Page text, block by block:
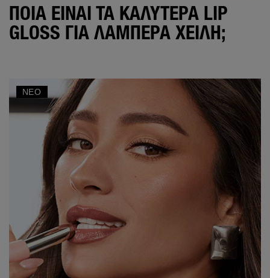
ΠΟΙΑ ΕΊΝΑΙ ΤΑ ΚΑΛΎΤΕΡΑ LIP
GLOSS ΓΙΑ ΛΑΜΠΕΡΆ ΧΕΊΛΗ;
ΝΈΟ